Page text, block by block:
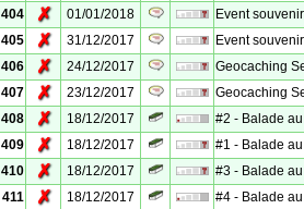
404
✗ 01/01/2018
Event
405
✗ 31/12/2017
Event
406
✗ 24/12/2017
Geocaching
407
✗ 23/12/2017
Geocaching
408
✗ 18/12/2017
#2 - Balade
409
✗ 18/12/2017
#1 - Balade
410
✗ 18/12/2017
#3 - Balade
411
✗ 18/12/2017
#4 - Balade